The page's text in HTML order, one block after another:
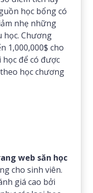
học bổng có
nhẹ những
học. Chương
1,000,000$ cho
học để có được
học chương
web săn học
cho sinh viên.
giá cao bởi